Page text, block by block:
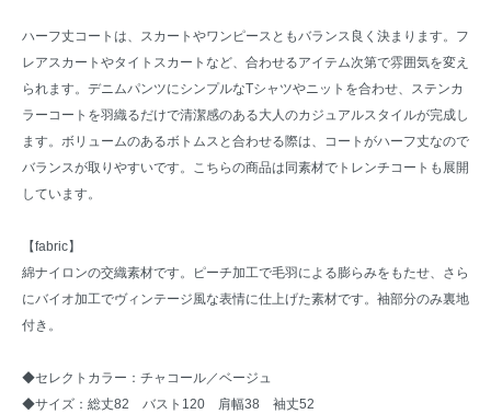
ハーフ丈コートは、スカートやワンピースともバランス良く決まります。フ
レアスカートやタイトスカートなど、合わせるアイテム次第で雰囲気を変え
られます。デニムパンツにシンプルなTシャツやニットを合わせ、ステンカ
ラーコートを羽織るだけで清潔感のある大人のカジュアルスタイルが完成し
ます。ボリュームのあるボトムスと合わせる際は、コートがハーフ丈なので
バランスが取りやすいです。こちらの商品は同素材でトレンチコートも展開
しています。
【fabric】
綿ナイロンの交織素材です。ピーチ加工で毛羽による膨らみをもたせ、さら
にバイオ加工でヴィンテージ風な表情に仕上げた素材です。袖部分のみ裏地
付き。
◆セレクトカラー：チャコール／ベージュ
◆サイズ：総丈82 バスト120 肩幅38 袖丈52